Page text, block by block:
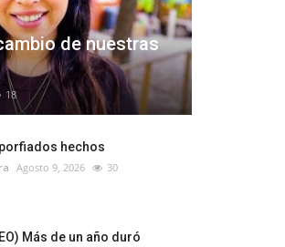
de nuestras
18
hechos
Agosto 9, 2026 30
Más de un año duró